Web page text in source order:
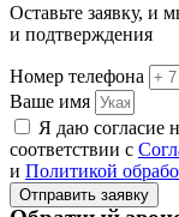
Оставьте заявку, и
и подтверждения
Номер телефона
Ваше имя
Я даю согласие
соответствии с
и Политикой
Отправить заявку